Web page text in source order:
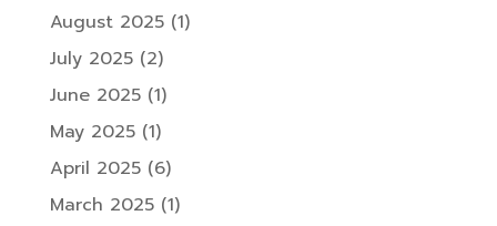
August 2025(1)
July 2025(2)
June 2025(1)
May 2025(1)
April 2025(6)
March 2025(1)